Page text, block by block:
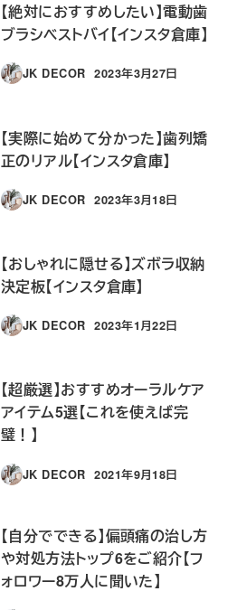
【絶対におすすめしたい】電動歯
ブラシベストバイ【インスタ倉庫】
JK DECOR 投稿日
2023年3月27日
【実際に始めて分かった】歯列矯
正のリアル【インスタ倉庫】
JK DECOR 投稿日
2023年3月18日
【おしゃれに隠せる】ズボラ収納
決定板【インスタ倉庫】
JK DECOR 投稿日
2023年1月22日
【超厳選】おすすめオーラルケア
アイテム5選【これを使えば完
璧！】
JK DECOR 投稿日
2021年9月18日
【自分でできる】偏頭痛の治し方
や対処方法トップ6をご紹介【フ
ォロワー8万人に聞いた】